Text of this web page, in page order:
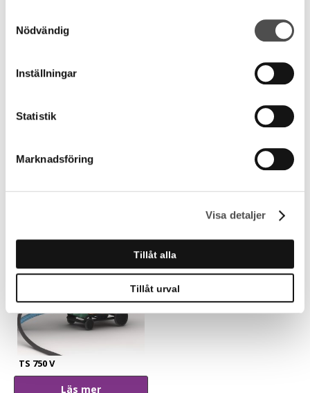
Nödvändig
Inställningar
Statistik
Marknadsföring
Visa detaljer
Tillåt alla
Tillåt urval
S 36
TS 750 V
Läs mer